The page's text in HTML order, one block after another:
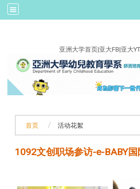
亚洲大学首页|亚大FB|亚大YT
首页 活动花絮
1092文创职场参访-e-BABY国